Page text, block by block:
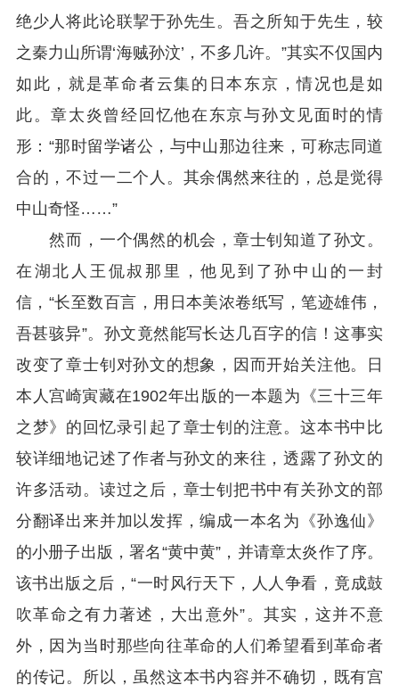
绝少人将此论联挈于孙先生。吾之所知于先生，较
之秦力山所谓‘海贼孙汶’，不多几许。”其实不仅国内
如此，就是革命者云集的日本东京，情况也是如
此。章太炎曾经回忆他在东京与孙文见面时的情
形：“那时留学诸公，与中山那边往来，可称志同道
合的，不过一二个人。其余偶然来往的，总是觉得
中山奇怪……”
然而，一个偶然的机会，章士钊知道了孙文。
在湖北人王侃叔那里，他见到了孙中山的一封
信，“长至数百言，用日本美浓卷纸写，笔迹雄伟，
吾甚骇异”。孙文竟然能写长达几百字的信！这事实
改变了章士钊对孙文的想象，因而开始关注他。日
本人宫崎寅藏在1902年出版的一本题为《三十三年
之梦》的回忆录引起了章士钊的注意。这本书中比
较详细地记述了作者与孙文的来往，透露了孙文的
许多活动。读过之后，章士钊把书中有关孙文的部
分翻译出来并加以发挥，编成一本名为《孙逸仙》
的小册子出版，署名“黄中黄”，并请章太炎作了序。
该书出版之后，“一时风行天下，人人争看，竟成鼓
吹革命之有力著述，大出意外”。其实，这并不意
外，因为当时那些向往革命的人们希望看到革命者
的传记。所以，虽然这本书内容并不确切，既有宫